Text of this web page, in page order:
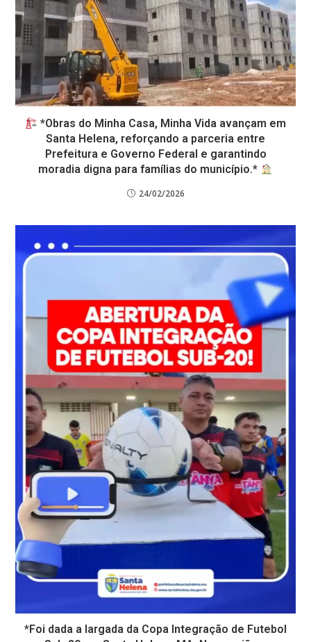
*Obras do Minha Casa, Minha Vida avançam em
Santa Helena, reforçando a parceria entre
Prefeitura e Governo Federal e garantindo
moradia digna para famílias do município.*
24/02/2026
*Foi dada a largada da Copa Integração de Futebol